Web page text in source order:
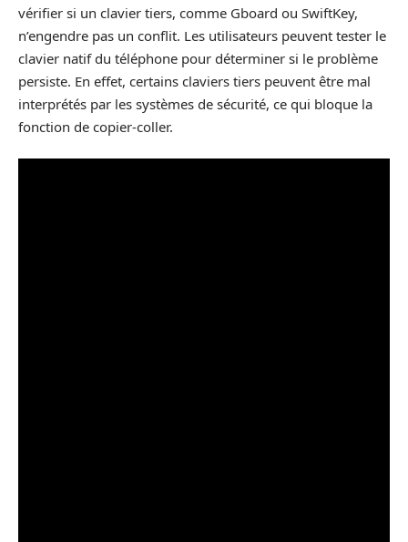
vérifier si un clavier tiers, comme Gboard ou SwiftKey,
n’engendre pas un conflit. Les utilisateurs peuvent tester le
clavier natif du téléphone pour déterminer si le problème
persiste. En effet, certains claviers tiers peuvent être mal
interprétés par les systèmes de sécurité, ce qui bloque la
fonction de copier-coller.